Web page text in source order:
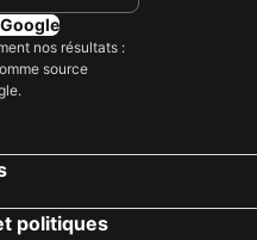
nos résultats :
source
politiques